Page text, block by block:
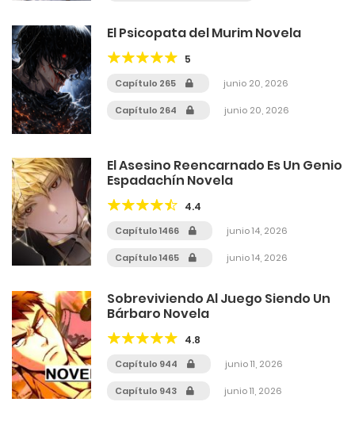
El Psicopata del Murim Novela
5
Capítulo 265 junio 20, 2026
Capítulo 264 junio 20, 2026
El Asesino Reencarnado Es Un Genio
Espadachín Novela
4.4
Capítulo 1466 junio 14, 2026
Capítulo 1465 junio 14, 2026
Sobreviviendo Al Juego Siendo Un
Bárbaro Novela
4.8
Capítulo 944 junio 11, 2026
Capítulo 943 junio 11, 2026